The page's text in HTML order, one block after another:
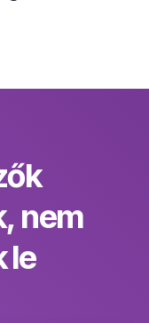
nem
le